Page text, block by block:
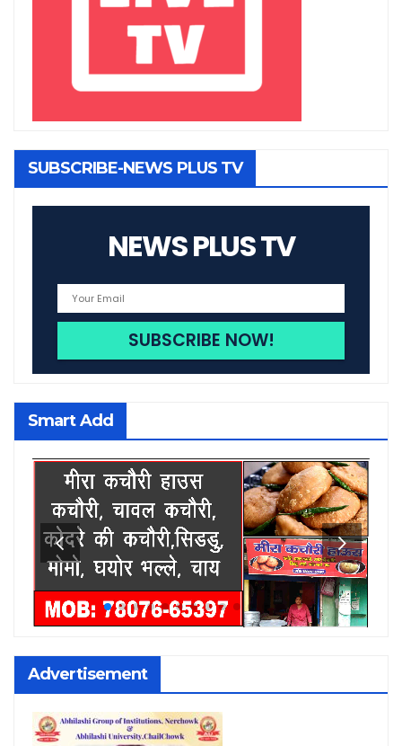
SUBSCRIBE-NEWS PLUS TV
NEWS PLUS TV
Smart Add
Advertisement